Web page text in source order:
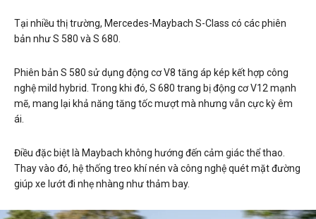
Tại nhiều thị trường, Mercedes-Maybach S-Class có các phiên
bản như S 580 và S 680.
Phiên bản S 580 sử dụng động cơ V8 tăng áp kép kết hợp công
nghệ mild hybrid. Trong khi đó, S 680 trang bị động cơ V12 mạnh
mẽ, mang lại khả năng tăng tốc mượt mà nhưng vẫn cực kỳ êm
ái.
Điều đặc biệt là Maybach không hướng đến cảm giác thể thao.
Thay vào đó, hệ thống treo khí nén và công nghệ quét mặt đường
giúp xe lướt đi nhẹ nhàng như thảm bay.